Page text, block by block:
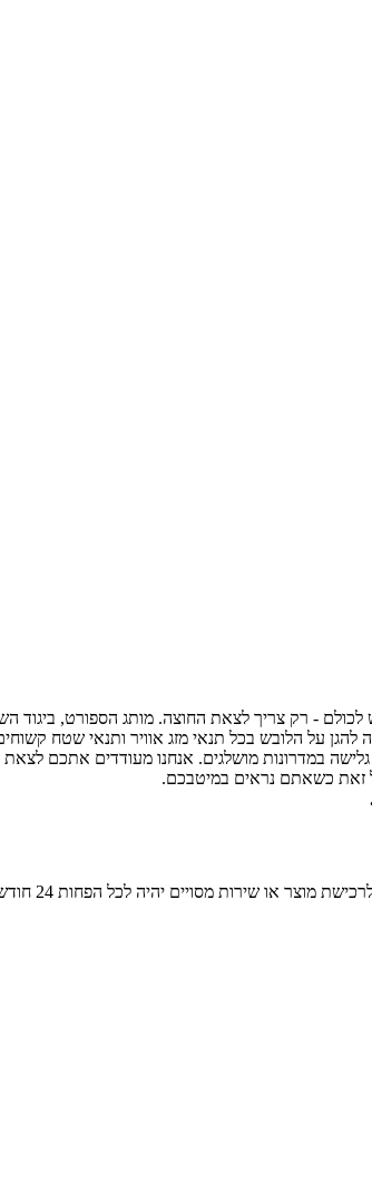
להגן על הלובש בכל תנאי מזג אוויר ותנאי שטח
במדרונות מושלגים. אנחנו מעודדים אתכם
זאת כשאתם נראים במיטבכם.